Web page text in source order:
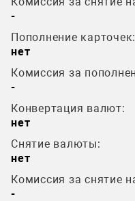
-
Пополнение карточек:
нет
Комиссия за
-
Конвертация валют:
нет
Снятие валюты:
нет
Комиссия за снятие
-